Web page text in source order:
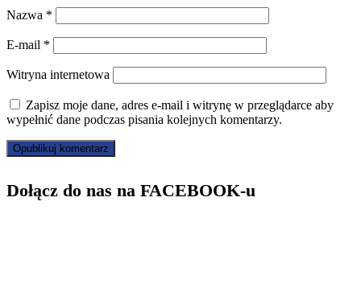
Nazwa *
E-mail *
Witryna internetowa
Zapisz moje dane, adres e-mail i witrynę w przeglądarce aby
wypełnić dane podczas pisania kolejnych komentarzy.
Dołącz do nas na FACEBOOK-u